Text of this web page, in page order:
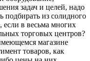
задач и целей, надо
подбирать из солидного
если в весьма многих
торговых центров?
магазине
товаров, как